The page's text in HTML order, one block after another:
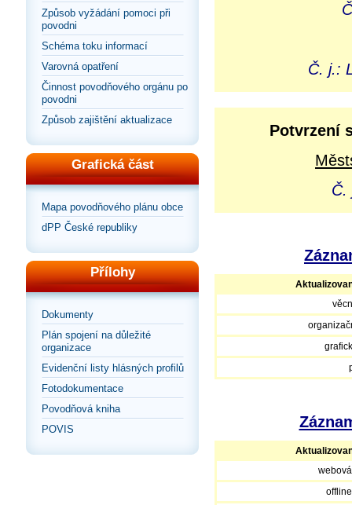
Způsob vyžádání pomoci při
povodni
Schéma toku informací
Varovná opatření
Činnost povodňového orgánu po
povodni
Způsob zajištění aktualizace
Grafická část
Mapa povodňového plánu obce
dPP České republiky
Přílohy
Dokumenty
Plán spojení na důležité
organizace
Evidenční listy hlásných profilů
Fotodokumentace
Povodňová kniha
POVIS
Č. j.:
Potvrzení
Č.